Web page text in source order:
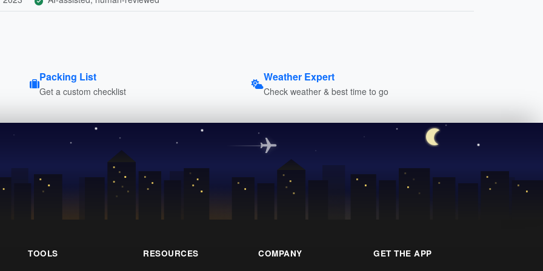
Packing List
Get a custom checklist
Weather Expert
Check weather & best time to go
TOOLS RESOURCES COMPANY GET THE APP